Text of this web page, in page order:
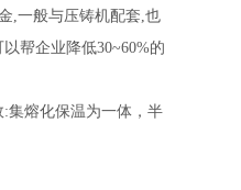
,一般与压铸机配套,也
帮企业降低30~60%的
:集熔化保温为一体，半